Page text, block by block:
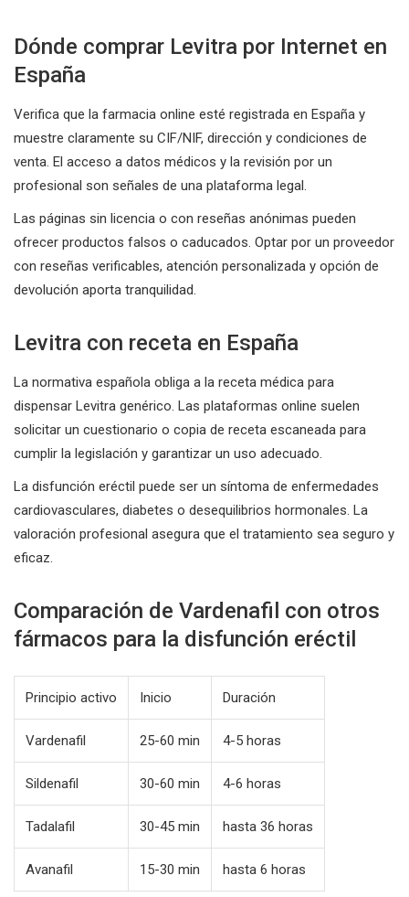
Dónde comprar Levitra por Internet en
España
Verifica que la farmacia online esté registrada en España y
muestre claramente su CIF/NIF, dirección y condiciones de
venta. El acceso a datos médicos y la revisión por un
profesional son señales de una plataforma legal.
Las páginas sin licencia o con reseñas anónimas pueden
ofrecer productos falsos o caducados. Optar por un proveedor
con reseñas verificables, atención personalizada y opción de
devolución aporta tranquilidad.
Levitra con receta en España
La normativa española obliga a la receta médica para
dispensar Levitra genérico. Las plataformas online suelen
solicitar un cuestionario o copia de receta escaneada para
cumplir la legislación y garantizar un uso adecuado.
La disfunción eréctil puede ser un síntoma de enfermedades
cardiovasculares, diabetes o desequilibrios hormonales. La
valoración profesional asegura que el tratamiento sea seguro y
eficaz.
Comparación de Vardenafil con otros
fármacos para la disfunción eréctil
Principio activo Inicio Duración
Vardenafil 25-60 min 4-5 horas
Sildenafil 30-60 min 4-6 horas
Tadalafil 30-45 min hasta 36 horas
Avanafil 15-30 min hasta 6 horas